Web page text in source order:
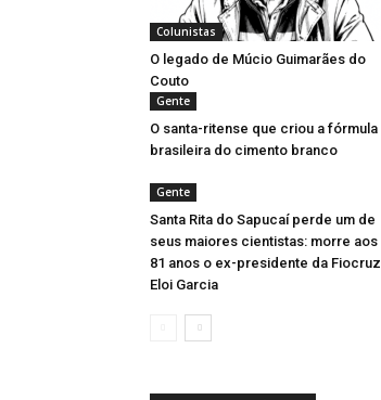
Colunistas
O legado de Múcio Guimarães do
Couto
Gente
O santa-ritense que criou a fórmula
brasileira do cimento branco
Gente
Santa Rita do Sapucaí perde um de
seus maiores cientistas: morre aos
81 anos o ex-presidente da Fiocruz
Eloi Garcia